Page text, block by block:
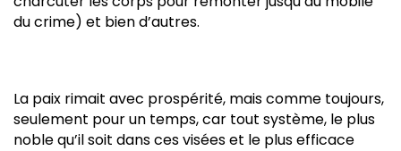
du crime) et bien d’autres.
La paix rimait avec prospérité, mais comme toujours,
seulement pour un temps, car tout système, le plus
noble qu’il soit dans ces visées et le plus efficace